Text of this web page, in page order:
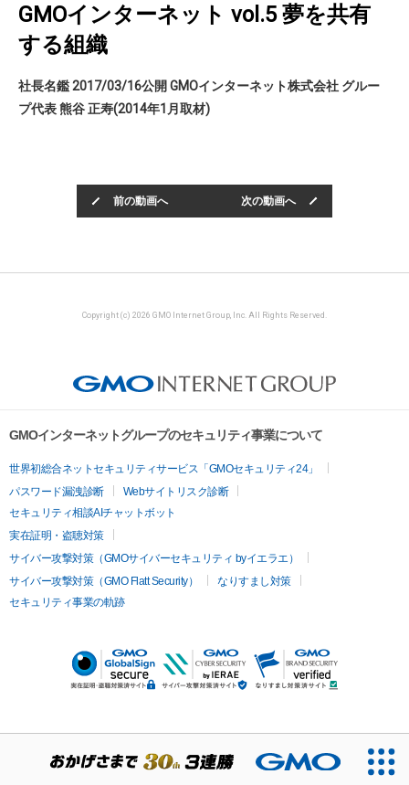
GMOインターネット vol.5 夢を共有
する組織
社長名鑑 2017/03/16公開 GMOインターネット株式会社 グルー
プ代表 熊谷 正寿(2014年1月取材)
前の動画へ 次の動画へ
Copyright (c) 2026 GMO Internet Group, Inc. All Rights Reserved.
GMOインターネットグループのセキュリティ事業について
世界初総合ネットセキュリティサービス「GMOセキュリティ24」
パスワード漏洩診断
Webサイトリスク診断
セキュリティ相談AIチャットボット
実在証明・盗聴対策
サイバー攻撃対策（GMOサイバーセキュリティ byイエラエ）
サイバー攻撃対策（GMO Flatt Security）
なりすまし対策
セキュリティ事業の軌跡